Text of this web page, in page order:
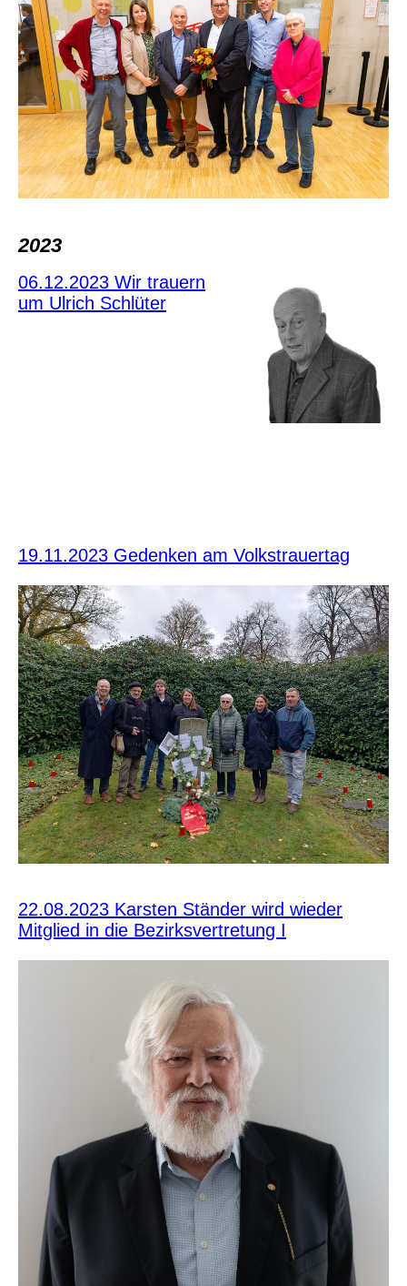
2023
06.12.2023 Wir trauern
um Ulrich Schlüter
19.11.2023 Gedenken am Volkstrauertag
22.08.2023 Karsten Ständer wird wieder
Mitglied in die Bezirksvertretung I